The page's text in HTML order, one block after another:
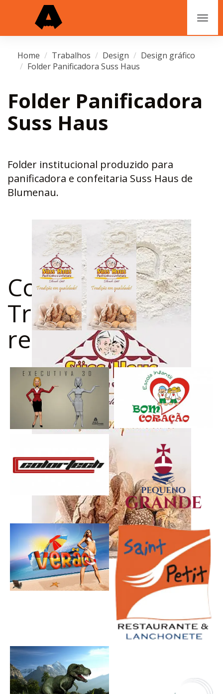
Home Trabalhos Design
Design gráfico
Folder Panificadora Suss Haus
Folder Panificadora
Suss Haus
Folder institucional produzido para
panificadora e confeitaria Suss Haus de
Blumenau.
Confira outros
Trabalhos
relacionados